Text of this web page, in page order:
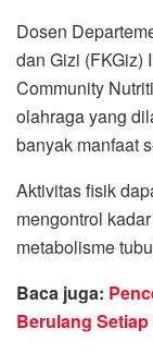
Dosen
dan Gizi (FKGiz)
Community
olahraga yang
banyak manfaat
Aktivitas fisik
mengontrol
metabolisme
Baca juga:
Berulang Setiap